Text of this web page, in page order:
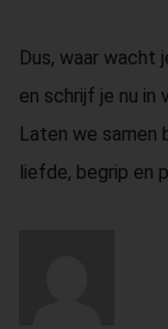
Dus, waar wacht
en schrijf je nu in
Laten we samen
liefde, begrip en